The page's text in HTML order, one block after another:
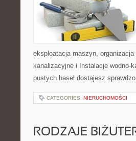
eksploatacja maszyn,
kanalizacyjne i Instalacje wodno-
pustych haseł dostajesz
CATEGORIES: NIERUCHOMOŚCI
RODZAJE